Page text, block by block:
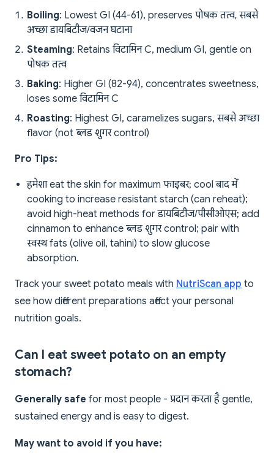
Boiling: Lowest GI (44-61), preserves पोषक तत्व, सबसे
अच्छा डायबिटीज/वजन घटाना
Steaming: Retains विटामिन C, medium GI, gentle on
पोषक तत्व
Baking: Higher GI (82-94), concentrates sweetness,
loses some विटामिन C
Roasting: Highest GI, caramelizes sugars, सबसे अच्छा
flavor (not ब्लड शुगर control)
Pro Tips:
हमेशा eat the skin for maximum फाइबर; cool बाद में
cooking to increase resistant starch (can reheat);
avoid high-heat methods for डायबिटीज/पीसीओएस; add
cinnamon to enhance ब्लड शुगर control; pair with
स्वस्थ fats (olive oil, tahini) to slow glucose
absorption.
Track your sweet potato meals with NutriScan app to
see how different preparations affect your personal
nutrition goals.
Can I eat sweet potato on an empty
stomach?
Generally safe for most people - प्रदान करता है gentle,
sustained energy and is easy to digest.
May want to avoid if you have: